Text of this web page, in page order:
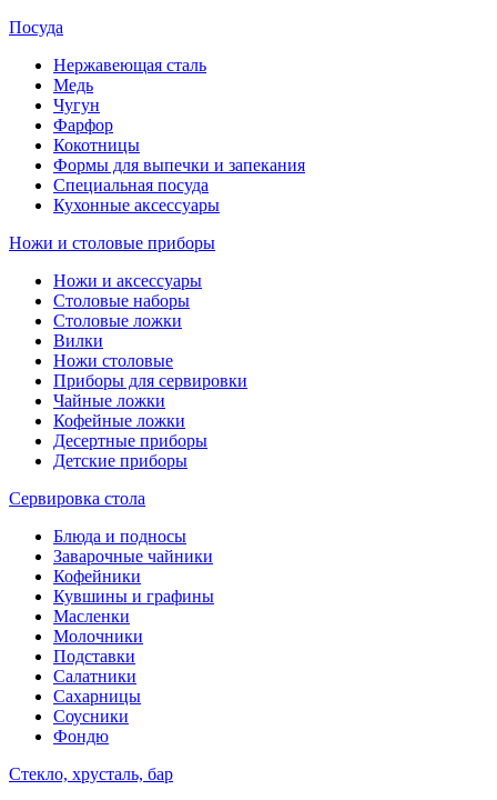
Посуда
Нержавеющая сталь
Медь
Чугун
Фарфор
Кокотницы
Формы для выпечки и запекания
Специальная посуда
Кухонные аксессуары
Ножи и столовые приборы
Ножи и аксессуары
Столовые наборы
Столовые ложки
Вилки
Ножи столовые
Приборы для сервировки
Чайные ложки
Кофейные ложки
Десертные приборы
Детские приборы
Сервировка стола
Блюда и подносы
Заварочные чайники
Кофейники
Кувшины и графины
Масленки
Молочники
Подставки
Салатники
Сахарницы
Соусники
Фондю
Стекло, хрусталь, бар